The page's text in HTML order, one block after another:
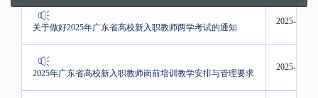
关于做好2025年广东省高校新入职教师两学考试的通知
2025-07-28
2025年广东省高校新入职教师岗前培训教学安排与管理要求
2025-07-08